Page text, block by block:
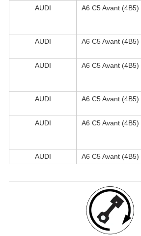
AUDI
A6 C5 Avant (4B5)
AUDI
A6 C5 Avant (4B5)
AUDI
A6 C5 Avant (4B5)
AUDI
A6 C5 Avant (4B5)
AUDI
A6 C5 Avant (4B5)
AUDI
A6 C5 Avant (4B5)